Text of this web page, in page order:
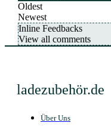
Oldest
Newest
Inline Feedbacks
View all comments
ladezubehör.de
Über Uns